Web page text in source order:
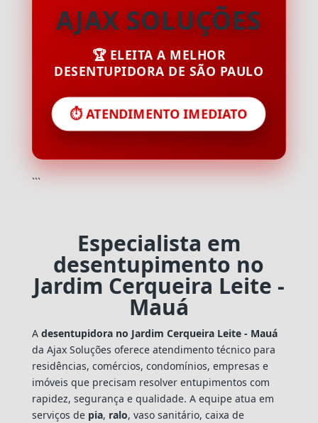
AJAX SOLUÇÕES
🏆 ELEITA A MELHOR
DESENTUPIDORA DE SÃO PAULO
⏱️ ATENDIMENTO IMEDIATO
```
Especialista em
desentupimento no
Jardim Cerqueira Leite -
Mauá
A desentupidora no Jardim Cerqueira Leite - Mauá
da Ajax Soluções oferece atendimento técnico para
residências, comércios, condomínios, empresas e
imóveis que precisam resolver entupimentos com
rapidez, segurança e qualidade. A equipe atua em
serviços de pia, ralo, vaso sanitário, caixa de